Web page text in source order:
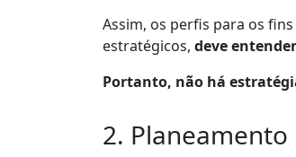
Assim, os perfis para os
estratégicos, deve
Portanto, não há
2.